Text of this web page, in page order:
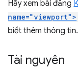
Hãy xem bài đăng
name="viewport">
biết thêm thông tin.
Tài nguyên